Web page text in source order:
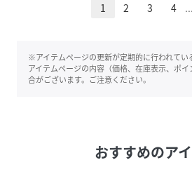
1 2 3 4 ...
※アイテムページの更新が定期的に行われてい
アイテムページの内容（価格、在庫表示、ポ
合がございます。ご注意ください。
おすすめのア